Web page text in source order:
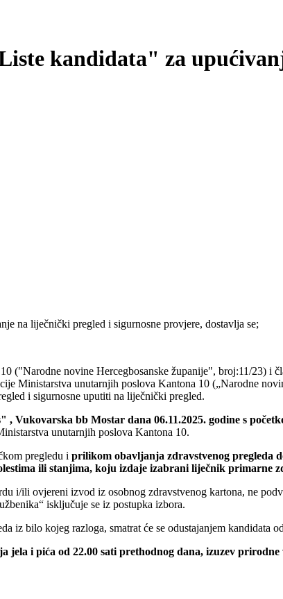
kandidata" za
na liječnički pregled i sigurnosne provjere, dostavlja se;
("Narodne novine Hercegbosanske županije", broj:11/23) i
Ministarstva unutarnjih poslova Kantona 10 („Narodne
i sigurnosne uputiti na liječnički pregled.
Vukovarska bb Mostar dana 06.11.2025. godine s
unutarnjih poslova Kantona 10.
pregledu i prilikom obavljanja zdravstvenog pregleda
ili stanjima, koju izdaje izabrani liječnik primarne
i/ili ovjereni izvod iz osobnog zdravstvenog kartona, ne
isključuje se iz postupka izbora.
iz bilo kojeg razloga, smatrat će se odustajanjem kandidata
jela i pića od 22.00 sati prethodnog dana, izuzev prirodne